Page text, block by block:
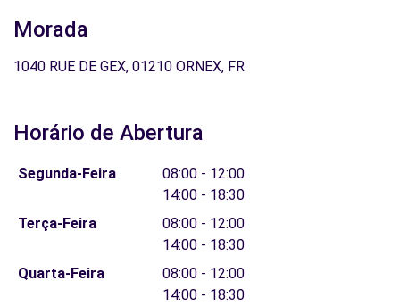
Morada
1040 RUE DE GEX, 01210 ORNEX, FR
Horário de Abertura
Segunda-Feira
08:00 - 12:00
14:00 - 18:30
Terça-Feira
08:00 - 12:00
14:00 - 18:30
Quarta-Feira
08:00 - 12:00
14:00 - 18:30